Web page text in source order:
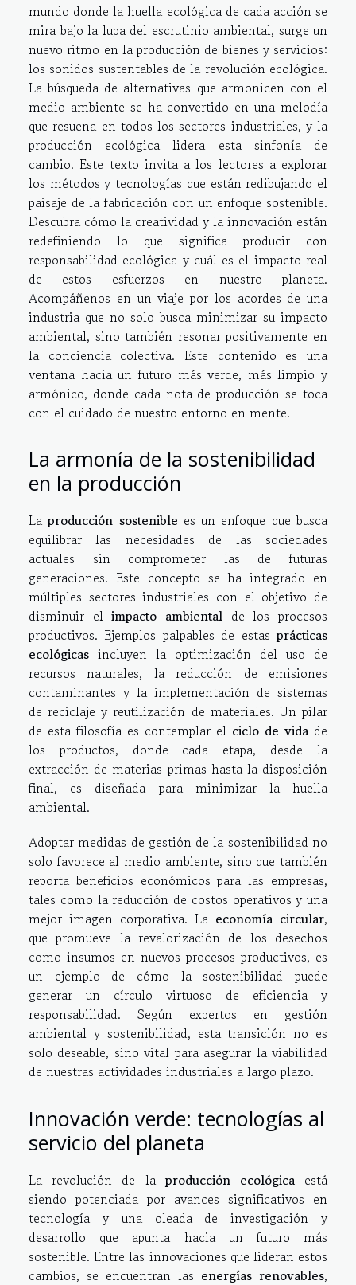
mundo donde la huella ecológica de cada acción se
mira bajo la lupa del escrutinio ambiental, surge un
nuevo ritmo en la producción de bienes y servicios:
los sonidos sustentables de la revolución ecológica.
La búsqueda de alternativas que armonicen con el
medio ambiente se ha convertido en una melodía
que resuena en todos los sectores industriales, y la
producción ecológica lidera esta sinfonía de
cambio. Este texto invita a los lectores a explorar
los métodos y tecnologías que están redibujando el
paisaje de la fabricación con un enfoque sostenible.
Descubra cómo la creatividad y la innovación están
redefiniendo lo que significa producir con
responsabilidad ecológica y cuál es el impacto real
de estos esfuerzos en nuestro planeta.
Acompáñenos en un viaje por los acordes de una
industria que no solo busca minimizar su impacto
ambiental, sino también resonar positivamente en
la conciencia colectiva. Este contenido es una
ventana hacia un futuro más verde, más limpio y
armónico, donde cada nota de producción se toca
con el cuidado de nuestro entorno en mente.
La armonía de la sostenibilidad
en la producción
Laproducción sostenible es un enfoque que busca
equilibrar las necesidades de las sociedades
actuales sin comprometer las de futuras
generaciones. Este concepto se ha integrado en
múltiples sectores industriales con el objetivo de
disminuir elimpacto ambiental de los procesos
productivos. Ejemplos palpables de estas prácticas
ecológicas incluyen la optimización del uso de
recursos naturales, la reducción de emisiones
contaminantes y la implementación de sistemas
de reciclaje y reutilización de materiales. Un pilar
de esta filosofía es contemplar el ciclo de vida de
los productos, donde cada etapa, desde la
extracción de materias primas hasta la disposición
final, es diseñada para minimizar la huella
ambiental.
Adoptar medidas de gestión de la sostenibilidad no
solo favorece al medio ambiente, sino que también
reporta beneficios económicos para las empresas,
tales como la reducción de costos operativos y una
mejor imagen corporativa. La economía circular,
que promueve la revalorización de los desechos
como insumos en nuevos procesos productivos, es
un ejemplo de cómo la sostenibilidad puede
generar un círculo virtuoso de eficiencia y
responsabilidad. Según expertos en gestión
ambiental y sostenibilidad, esta transición no es
solo deseable, sino vital para asegurar la viabilidad
de nuestras actividades industriales a largo plazo.
Innovación verde: tecnologías al
servicio del planeta
La revolución de la producción ecológicaestá
siendo potenciada por avances significativos en
tecnología y una oleada de investigación y
desarrollo que apunta hacia un futuro más
sostenible. Entre las innovaciones que lideran estos
cambios, se encuentran las energías renovables,